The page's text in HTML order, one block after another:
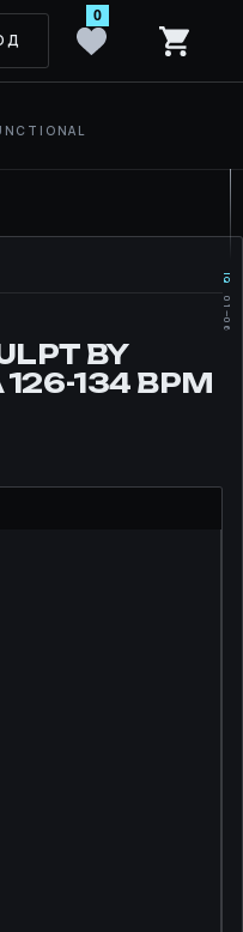
0
BY
126-134 BPM
IQ
01—06